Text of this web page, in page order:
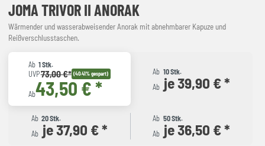
JOMA TRIVOR II ANORAK
Wärmender und wasserabweisender Anorak mit abnehmbarer Kapuze und
Reißverschlusstaschen.
Ab 1 Stk.
UVP73,00 €* (40.41% gespart)
Ab43,50 € *
Ab 10 Stk.
Ab je 39,90 € *
Ab 20 Stk.
Ab je 37,90 € *
Ab 50 Stk.
Ab je 36,50 € *